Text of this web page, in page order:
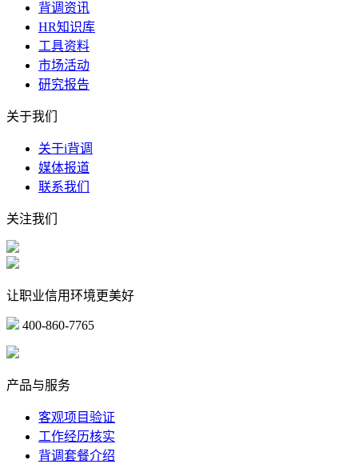
背调资讯
HR知识库
工具资料
市场活动
研究报告
关于我们
关于i背调
媒体报道
联系我们
关注我们
让职业信用环境更美好
400-860-7765
产品与服务
客观项目验证
工作经历核实
背调套餐介绍